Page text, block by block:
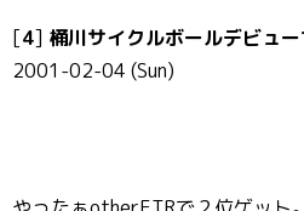
[4] 桶川サイクルボールデビュ
2001-02-04 (Sun)